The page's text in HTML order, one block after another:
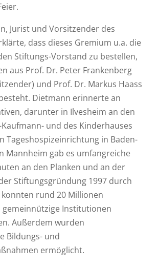
Jurist und Vorsitzender des
dass dieses Gremium u.a. die
Stiftungs-Vorstand zu bestellen,
aus Prof. Dr. Peter Frankenberg
und Prof. Dr. Markus Haass
Dietmann erinnerte an
darunter in Ilvesheim an den
Kaufmann- und des Kinderhauses
Tageshospizeinrichtung in Baden-
Mannheim gab es umfangreiche
an den Planken und an der
Stiftungsgründung 1997 durch
rund 20 Millionen
Institutionen
Außerdem wurden
Bildungs- und
ermöglicht.